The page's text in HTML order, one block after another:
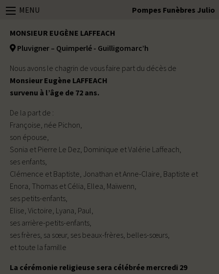
MENU Pompes Funèbres Julio
MONSIEUR EUGÈNE LAFFEACH
Pluvigner – Quimperlé - Guilligomarc’h
Nous avons le chagrin de vous faire part du décès de
Monsieur Eugène LAFFEACH
survenu à l’âge de 72 ans.
De la part de :
Françoise, née Pichon,
son épouse,
Sonia et Pierre Le Dez, Dominique et Valérie Laffeach,
ses enfants,
Clémence et Baptiste, Jonathan et Anne-Claire, Baptiste et
Enora, Thomas et Célia, Ellea, Maïwenn,
ses petits-enfants,
Elise, Victoire, Lyana, Paul,
ses arrière-petits-enfants,
ses frères, sa sœur, ses beaux-frères, belles-sœurs,
et toute la famille
La cérémonie religieuse sera célébrée mercredi 29